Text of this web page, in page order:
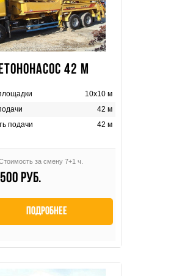
42 М
10х10 м
42 м
подачи
42 м
за смену 7+1 ч.
руб.
Подробнее